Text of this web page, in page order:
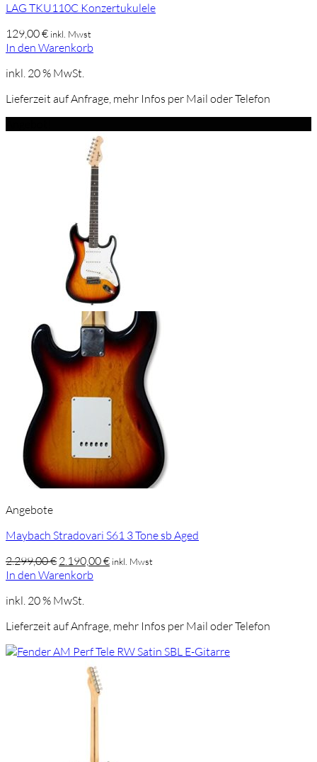
LAG TKU110C Konzertukulele
129,00€ inkl. Mwst
In den Warenkorb
inkl. 20 % MwSt.
Lieferzeit auf Anfrage, mehr Infos per Mail oder Telefon
Angebote
Maybach Stradovari S61 3 Tone sb Aged
2.299,00€ Ursprünglicher
Preis
2.299,00 €
2.190,00€Aktueller
inkl. Mwst
In den Warenkorb
inkl. 20 % MwSt.
Lieferzeit auf Anfrage, mehr Infos per Mail oder Telefon